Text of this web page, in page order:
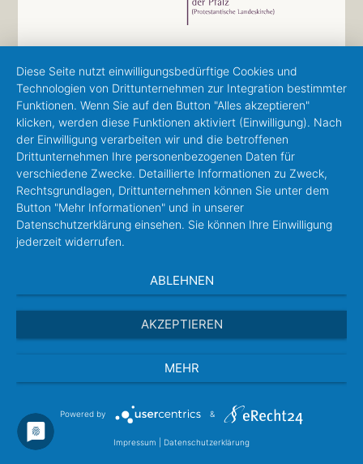
Diese Seite nutzt einwilligungsbedürftige Cookies und
Technologien von Drittunternehmen zur Integration bestimmter
Funktionen. Wenn Sie auf den Button "Alles akzeptieren"
klicken, werden diese Funktionen aktiviert (Einwilligung). Nach
der Einwilligung verarbeiten wir und die betroffenen
Drittunternehmen Ihre personenbezogenen Daten für
verschiedene Zwecke. Detaillierte Informationen zu Zweck,
Rechtsgrundlagen, Drittunternehmen können Sie unter dem
Button "Mehr Informationen" und in unserer
Datenschutzerklärung einsehen. Sie können Ihre Einwilligung
jederzeit widerrufen.
ABLEHNEN
AKZEPTIEREN
MEHR
Powered by &
Impressum Datenschutzerklärung